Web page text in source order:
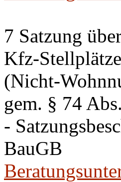
7 Satzung
Kfz-
(Nicht-
gem. § 74
-
BauGB